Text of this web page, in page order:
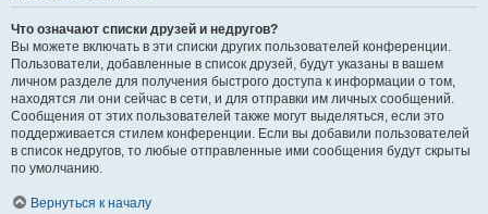
Что означают списки друзей и недругов?
Вы можете включать в эти списки других пользователей конференции.
Пользователи, добавленные в список друзей, будут указаны в вашем
личном разделе для получения быстрого доступа к информации о том,
находятся ли они сейчас в сети, и для отправки им личных сообщений.
Сообщения от этих пользователей также могут выделяться, если это
поддерживается стилем конференции. Если вы добавили пользователей
в список недругов, то любые отправленные ими сообщения будут скрыты
по умолчанию.
Вернуться к началу